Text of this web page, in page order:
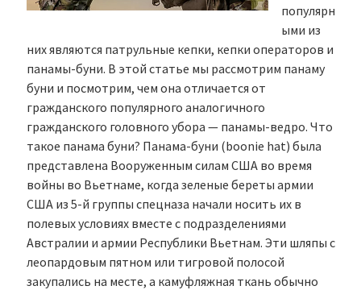
популярн
ыми из
них являются патрульные кепки, кепки операторов и
панамы-буни. В этой статье мы рассмотрим панаму
буни и посмотрим, чем она отличается от
гражданского популярного аналогичного
гражданского головного убора — панамы-ведро. Что
такое панама буни? Панама-буни (boonie hat) была
представлена Вооруженным силам США во время
войны во Вьетнаме, когда зеленые береты армии
США из 5-й группы спецназа начали носить их в
полевых условиях вместе с подразделениями
Австралии и армии Республики Вьетнам. Эти шляпы с
леопардовым пятном или тигровой полосой
закупались на месте, а камуфляжная ткань обычно